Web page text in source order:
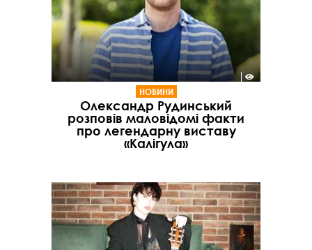
НОВИНИ
Олександр Рудинський
розповів маловідомі факти
про легендарну виставу
«Калігула»